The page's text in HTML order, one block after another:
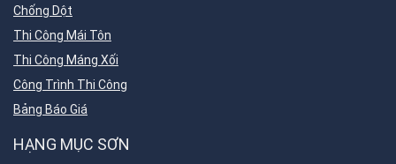
Chống Dột
Thi Công Mái Tôn
Thi Công Máng Xối
Công Trình Thi Công
Bảng Báo Giá
HẠNG MỤC SƠN